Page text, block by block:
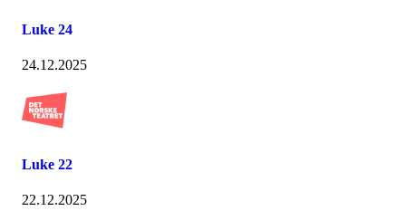
Luke 24
24.12.2025
Luke 22
22.12.2025